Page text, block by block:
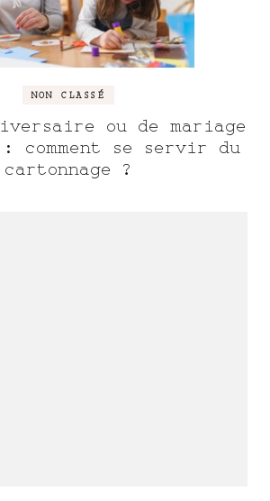
NON CLASSÉ
ou de mariage
comment se servir du
cartonnage ?